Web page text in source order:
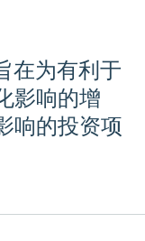
在为有利于
影响的增
响的投资项